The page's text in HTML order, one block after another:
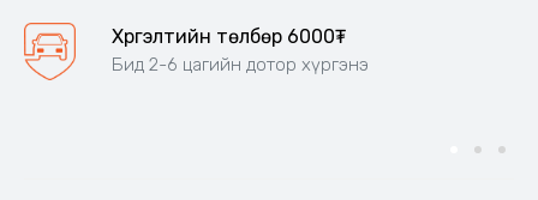
Хүргэлтийн төлбөр 6000₮
Бид 2-6 цагийн дотор хүргэнэ